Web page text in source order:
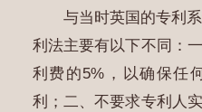
与当时英国的专利
利法主要有以下不同：
利费的5%，以确保任
利；二、不要求专利人